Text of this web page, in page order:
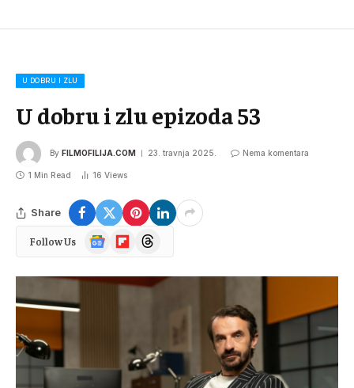
U DOBRU I ZLU
U dobru i zlu epizoda 53
By FILMOFILIJA.COM 23. travnja 2025. Nema komentara
1 Min Read 16 Views
Share
Follow Us
Google
News
FlipboardThreads